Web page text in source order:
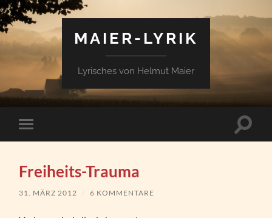
MAIER-LYRIK
Lyrisches von Helmut Maier
Mobile-
Menü
Freiheits-Trauma
31. MÄRZ 2012 / 6 KOMMENTARE